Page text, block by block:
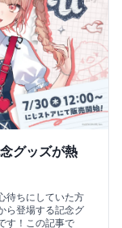
グッズが熱
待ちにしていた方
ら登場する記念グ
す！この記事で